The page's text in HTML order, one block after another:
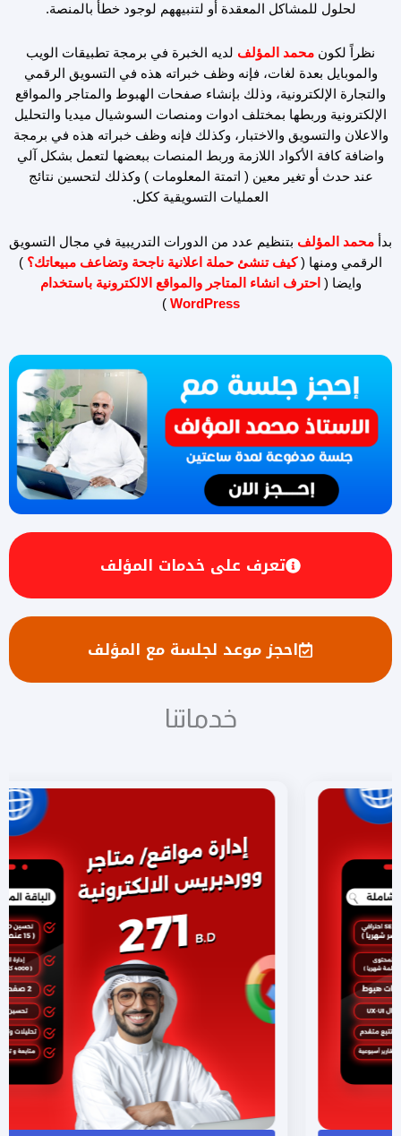
لحلول للمشاكل المعقدة أو لتنبيههم لوجود خطأ بالمنصة.
نظراً لكون محمد المؤلف لديه الخبرة في برمجة تطبيقات الويب
والموبايل بعدة لغات، فإنه وظف خبراته هذه في التسويق الرقمي
والتجارة الإلكترونية، وذلك بإنشاء صفحات الهبوط والمتاجر والمواقع
الإلكترونية وربطها بمختلف ادوات ومنصات السوشيال ميديا والتحليل
والاعلان والتسويق والاختبار، وكذلك فإنه وظف خبراته هذه في برمجة
واضافة كافة الأكواد اللازمة وربط المنصات ببعضها لتعمل بشكل آلي
عند حدث أو تغير معين ( اتمتة المعلومات ) وكذلك لتحسين نتائج
العمليات التسويقية ككل.
بدأ محمد المؤلف بتنظيم عدد من الدورات التدريبية في مجال التسويق
الرقمي ومنها (كيف تنشئ حملة اعلانية ناجحة وتضاعف مبيعاتك؟ )
وايضا ( احترف انشاء المتاجر والمواقع الالكترونية باستخدام
WordPress
)
تعرف على خدمات المؤلف
احجز موعد لجلسة مع المؤلف
خدماتنا